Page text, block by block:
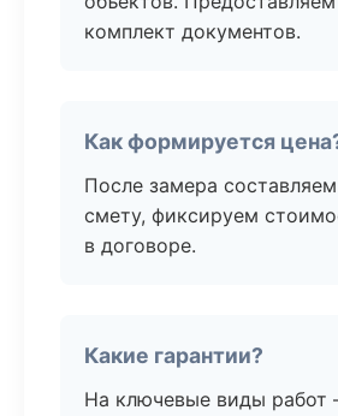
комплект документов.
Как формируется
После замера
смету, фиксируем
в договоре.
Какие гарантии?
На ключевые виды работ